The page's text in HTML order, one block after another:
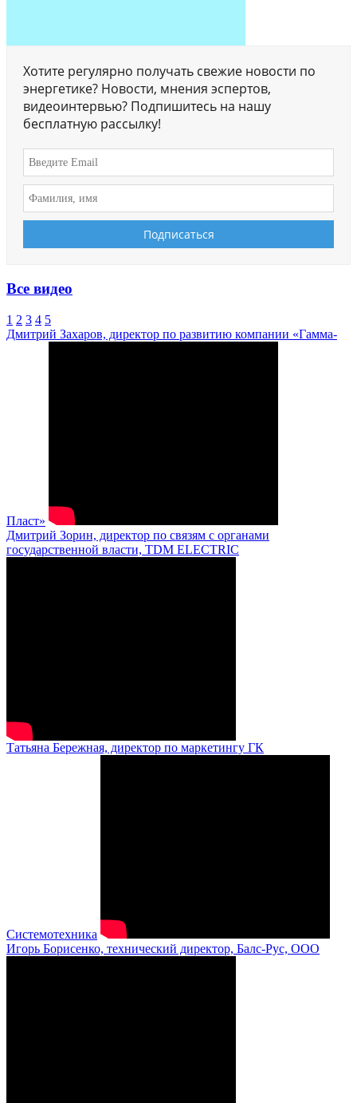
Хотите регулярно получать свежие новости по
энергетике? Новости, мнения эспертов,
видеоинтервью? Подпишитесь на нашу
бесплатную рассылку!
Все видео
1 2 3 4 5
Дмитрий Захаров, директор по развитию компании «Гамма-
Пласт»
Дмитрий Зорин, директор по связям с органами
государственной власти, TDM ELECTRIC
Татьяна Бережная, директор по маркетингу ГК
Системотехника
Игорь Борисенко, технический директор, Балс-Рус, ООО